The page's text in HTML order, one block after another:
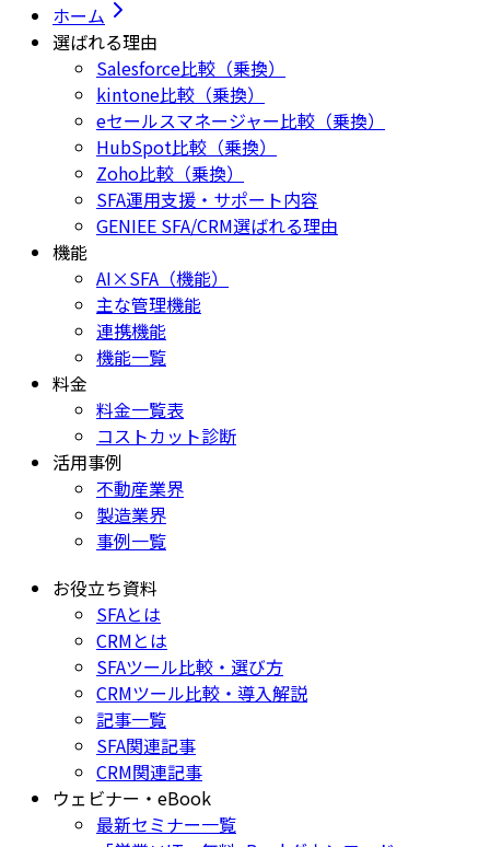
ホーム
選ばれる理由
Salesforce比較（乗換）
kintone比較（乗換）
eセールスマネージャー比較（乗換）
HubSpot比較（乗換）
Zoho比較（乗換）
SFA運用支援・サポート内容
GENIEE SFA/CRM選ばれる理由
機能
AI×SFA（機能）
主な管理機能
連携機能
機能一覧
料金
料金一覧表
コストカット診断
活用事例
不動産業界
製造業界
事例一覧
お役立ち資料
SFAとは
CRMとは
SFAツール比較・選び方
CRMツール比較・導入解説
記事一覧
SFA関連記事
CRM関連記事
ウェビナー・eBook
最新セミナー一覧